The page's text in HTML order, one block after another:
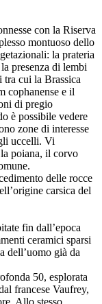
con la Riserva
montuoso dello
la prateria
presenza di lembi
cui la Brassica
cophanense e il
di pregio
è possibile vedere
zone di interesse
uccelli. Vi
poiana, il corvo
delle rocce
carsica del
fin dall’epoca
ceramici sparsi
dell’uomo già da
50, esplorata
francese Vaufrey,